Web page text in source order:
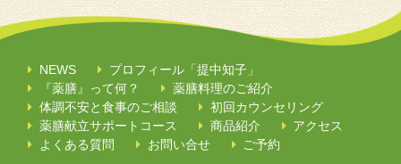
NEWS
プロフィール「提中知子」
『薬膳』って何？
薬膳料理のご紹介
体調不安と食事のご相談
初回カウンセリング
薬膳献立サポートコース
商品紹介
アクセス
よくある質問
お問い合せ ご予約